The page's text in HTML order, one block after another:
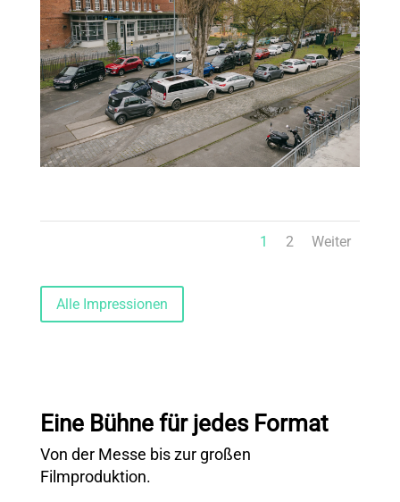
1 2 Weiter
Alle Impressionen
Eine Bühne für jedes Format
Von der Messe bis zur großen
Filmproduktion.